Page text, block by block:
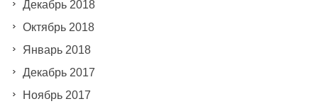
Декабрь 2018
Октябрь 2018
Январь 2018
Декабрь 2017
Ноябрь 2017